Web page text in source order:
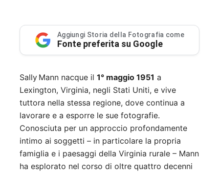
Aggiungi Storia della Fotografia come
Fonte preferita su Google
Sally Mann nacque il 1° maggio 1951 a
Lexington, Virginia, negli Stati Uniti, e vive
tuttora nella stessa regione, dove continua a
lavorare e a esporre le sue fotografie.
Conosciuta per un approccio profondamente
intimo ai soggetti – in particolare la propria
famiglia e i paesaggi della Virginia rurale – Mann
ha esplorato nel corso di oltre quattro decenni